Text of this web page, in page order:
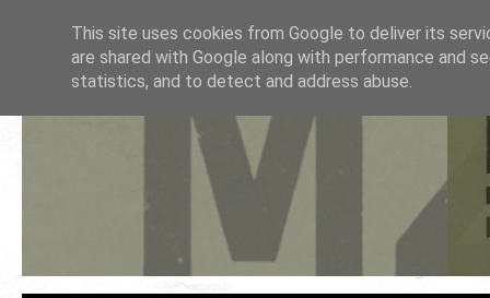
This site uses cookies from Google to deliver its
are shared with Google along with performance and
statistics, and to detect and address abuse.